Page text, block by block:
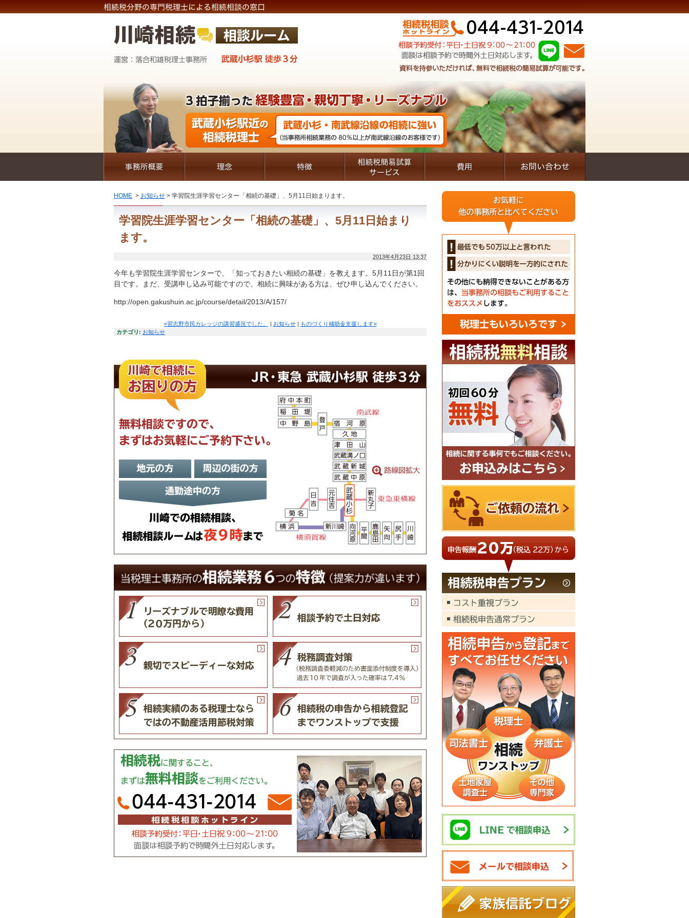
HOME > お知らせ > 学習院生涯学習センター「相続の基礎」、5月11日始まります。
学習院生涯学習センター「相続の基礎」、5月11日始まり
ます。
2013年4月23日 13:37
今年も学習院生涯学習センターで、「知っておきたい相続の基礎」を教えます。5月11日が第1回
目です。まだ、受講申し込み可能ですので、相続に興味がある方は、ぜひ申し込んでください。
http://open.gakushuin.ac.jp/course/detail/2013/A/157/
«習志野市民カレッジの講習盛況でした。 お知らせ|
ものづくり補助金支援します»
カテゴリ : お知らせ
路線図拡大
Mail
お気軽に他の事務所と比べてください
最低でも50万以上と言われた
分かりにくい説明を一方的にされた
その他にも納得できないことがある方は、当事務所の相談もご利用することをおススメ
相続税無料相談
初回60分無料
相続に関する事何でもご相談ください。